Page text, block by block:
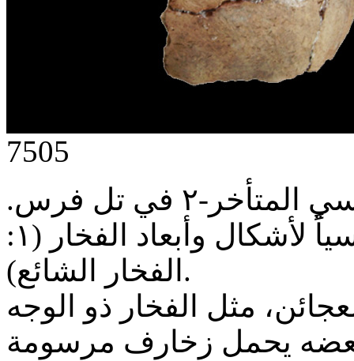
7505
فخار مستويات الحجري النحاسي المتأخر-٢ في تل فرس.
نلحظ خلال هذه الفترة توحيداً قياسياً لأشكال وأبعاد الفخار (١:
الفخار الشائع).
مثل الفخار ذو الوجه